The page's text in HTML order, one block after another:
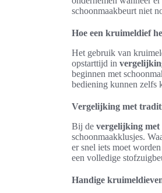
schoonmaakbeurt niet
Hoe een kruimeldief
Het gebruik van
opstarttijd in
beginnen met
bediening kunnen zelfs
Vergelijking met
Bij de vergelijking met
schoonmaakklusjes.
er snel iets moet
een volledige
Handige